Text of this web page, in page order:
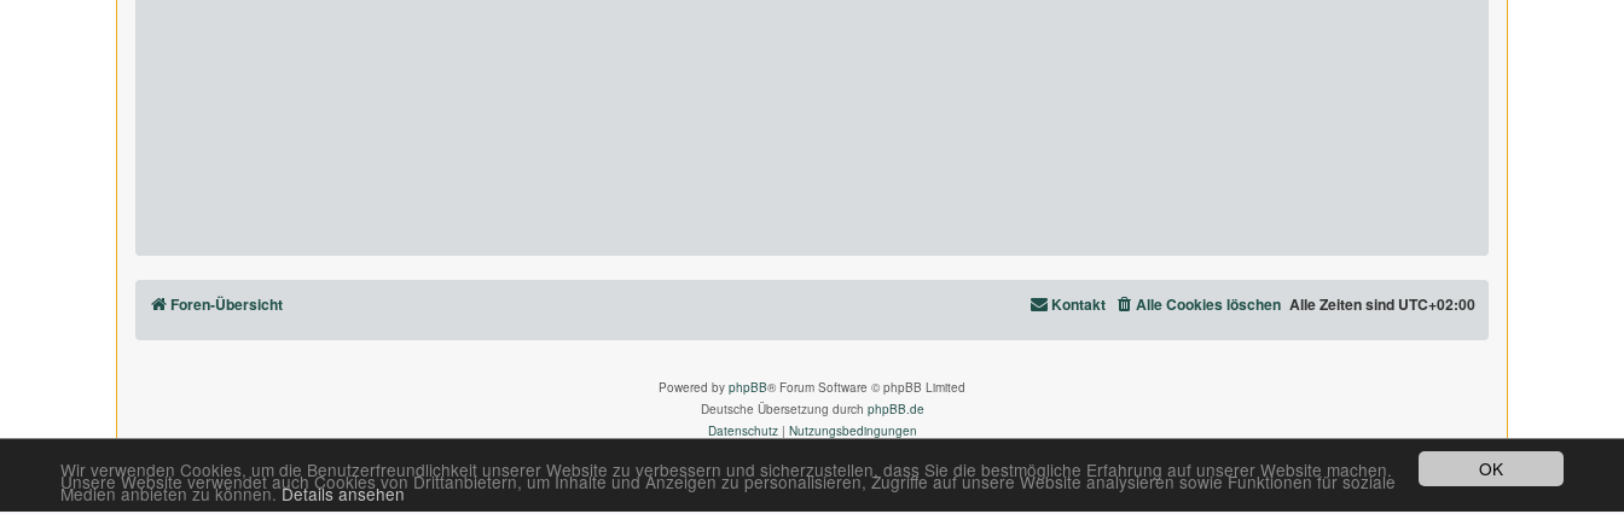
OK
Wir verwenden Cookies, um die Benutzerfreundlichkeit unserer Website zu verbessern und sicherzustellen, dass Sie die bestmögliche Erfahrung auf unserer Website machen.
Unsere Website verwendet auch Cookies von Drittanbietern, um Inhalte und Anzeigen zu personalisieren, Zugriffe auf unsere Website analysieren sowie Funktionen für soziale
Medien anbieten zu können.Details ansehen
Foren-Übersicht Alle Zeiten sind UTC+02:00
Alle Cookies löschen
Kontakt
Powered by phpBB® Forum Software © phpBB Limited
Deutsche Übersetzung durch phpBB.de
Datenschutz| Nutzungsbedingungen